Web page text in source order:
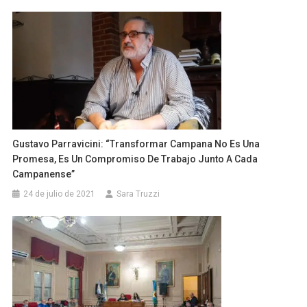
Gustavo Parravicini: “transformar Campana No Es Una
Promesa, Es Un Compromiso De Trabajo Junto A Cada
Campanense”
24 de julio de 2021 Sara Truzzi